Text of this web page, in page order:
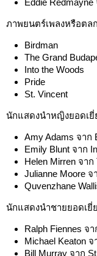
ภาพยนตร์เพลงหรือตล
Birdman
The Grand
Into the Woods
Pride
St. Vincent
นักแสดงนำหญิงยอดเ
Amy Adams จาก
Emily Blunt จาก
Helen Mirren จาก
Julianne Moore จ
Quvenzhane
นักแสดงนำชายยอดเยี่
Ralph Fiennes จ
Michael Keaton
Bill Murray จาก